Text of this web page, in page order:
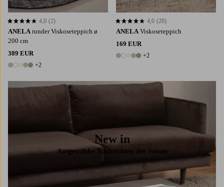
ANELA runder Viskoseteppich ø
200 cm
389 EUR
7 Farben
+2
4,0 basierend auf 2 Bewertungen
4,0 (2)
ANELA Viskoseteppich
169 EUR
7 Farben
+2
4,0 basierend auf 28 Bewertungen
4,0 (28)
New in
Ausgewählte Nachrichten der Saison